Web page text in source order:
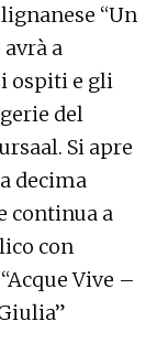
“Un
a
ospiti e gli
del
Si apre
decima
continua a
con
Vive –